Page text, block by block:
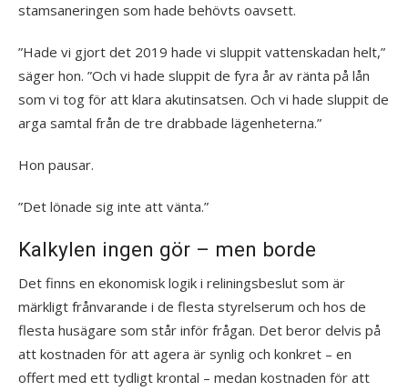
stamsaneringen som hade behövts oavsett.
”Hade vi gjort det 2019 hade vi sluppit vattenskadan helt,”
säger hon. ”Och vi hade sluppit de fyra år av ränta på lån
som vi tog för att klara akutinsatsen. Och vi hade sluppit de
arga samtal från de tre drabbade lägenheterna.”
Hon pausar.
”Det lönade sig inte att vänta.”
Kalkylen ingen gör – men borde
Det finns en ekonomisk logik i reliningsbeslut som är
märkligt frånvarande i de flesta styrelserum och hos de
flesta husägare som står inför frågan. Det beror delvis på
att kostnaden för att agera är synlig och konkret – en
offert med ett tydligt krontal – medan kostnaden för att